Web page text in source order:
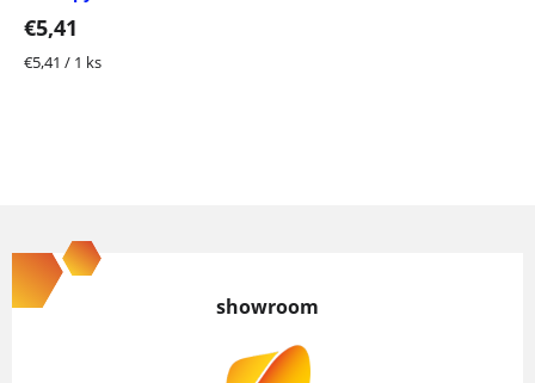
€5,41
Jednotková
€5,41 / 1 ks
á
p
showroom